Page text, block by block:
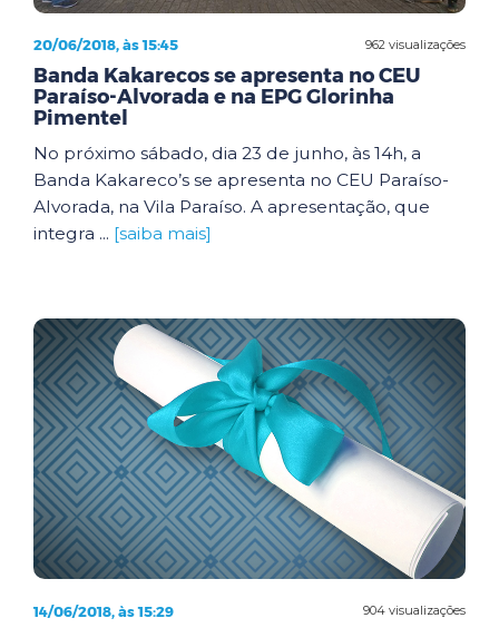
962 visualizações
20/06/2018, às 15:45
Banda Kakarecos se apresenta no CEU
Paraíso-Alvorada e na EPG Glorinha
Pimentel
No próximo sábado, dia 23 de junho, às 14h, a
Banda Kakareco’s se apresenta no CEU Paraíso-
Alvorada, na Vila Paraíso. A apresentação, que
integra ... [saiba mais]
904 visualizações
14/06/2018, às 15:29